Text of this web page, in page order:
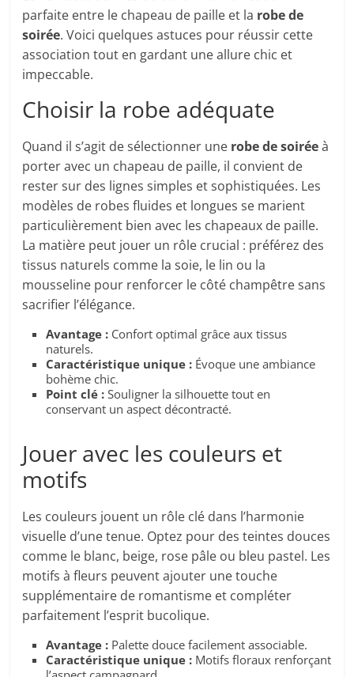
parfaite entre le chapeau de paille et la robe de
soirée. Voici quelques astuces pour réussir cette
association tout en gardant une allure chic et
impeccable.
Choisir la robe adéquate
Quand il s’agit de sélectionner une robe de soiréeà
porter avec un chapeau de paille, il convient de
rester sur des lignes simples et sophistiquées. Les
modèles de robes fluides et longues se marient
particulièrement bien avec les chapeaux de paille.
La matière peut jouer un rôle crucial : préférez des
tissus naturels comme la soie, le lin ou la
mousseline pour renforcer le côté champêtre sans
sacrifier l’élégance.
Avantage : Confort optimal grâce aux tissus
naturels.
Caractéristique unique : Évoque une ambiance
bohème chic.
Point clé : Souligner la silhouette tout en
conservant un aspect décontracté.
Jouer avec les couleurs et
motifs
Les couleurs jouent un rôle clé dans l’harmonie
visuelle d’une tenue. Optez pour des teintes douces
comme le blanc, beige, rose pâle ou bleu pastel. Les
motifs à fleurs peuvent ajouter une touche
supplémentaire de romantisme et compléter
parfaitement l’esprit bucolique.
Avantage : Palette douce facilement associable.
Caractéristique unique : Motifs floraux renforçant